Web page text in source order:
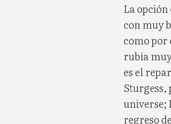
La
con muy
como por
rubia muy
es el
Sturgess,
regreso